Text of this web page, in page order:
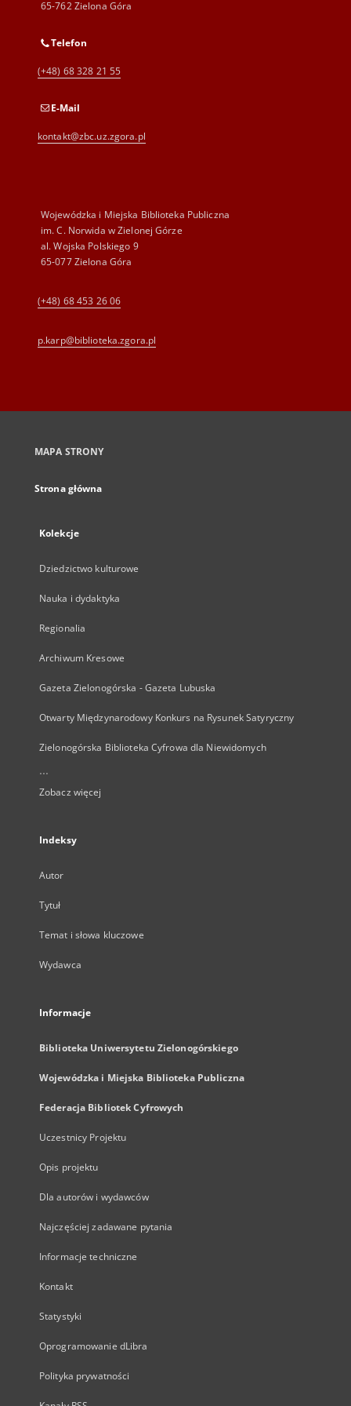
65-762 Zielona Góra
Telefon
(+48) 68 328 21 55
E-Mail
kontakt@zbc.uz.zgora.pl
Wojewódzka i Miejska Biblioteka Publiczna
im. C. Norwida w Zielonej Górze
al. Wojska Polskiego 9
65-077 Zielona Góra
(+48) 68 453 26 06
p.karp@biblioteka.zgora.pl
MAPA STRONY
Strona główna
Kolekcje
Dziedzictwo kulturowe
Nauka i dydaktyka
Regionalia
Archiwum Kresowe
Gazeta Zielonogórska - Gazeta Lubuska
Otwarty Międzynarodowy Konkurs na Rysunek Satyryczny
Zielonogórska Biblioteka Cyfrowa dla Niewidomych
...
Zobacz więcej
Indeksy
Autor
Tytuł
Temat i słowa kluczowe
Wydawca
Informacje
Biblioteka Uniwersytetu Zielonogórskiego
Wojewódzka i Miejska Biblioteka Publiczna
Federacja Bibliotek Cyfrowych
Uczestnicy Projektu
Opis projektu
Dla autorów i wydawców
Najczęściej zadawane pytania
Informacje techniczne
Kontakt
Statystyki
Oprogramowanie dLibra
Polityka prywatności